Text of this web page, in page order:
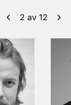
2 av 12